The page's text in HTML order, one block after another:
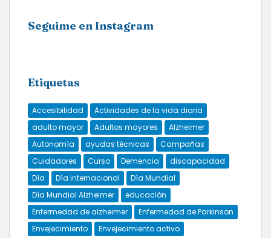
Seguime en Instagram
Etiquetas
Accesibilidad
Actividades de la vida diaria
adulto mayor
Adultos mayores
Alzheimer
Autonomía
ayudas técnicas
Campañas
Cuidadores
Curso Demencia
discapacidad
Día
Día internacional
Día Mundial
Día Mundial Alzheimer
educación
Enfermedad de alzheimer
Enfermedad de Parkinson
Envejecimiento
Envejecimiento activo